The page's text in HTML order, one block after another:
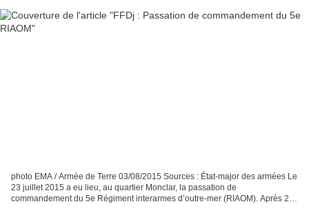
photo EMA / Armée de Terre 03/08/2015 Sources : État-major des armées Le
23 juillet 2015 a eu lieu, au quartier Monclar, la passation de
commandement du 5e Régiment interarmes d’outre-mer (RIAOM). Après 2